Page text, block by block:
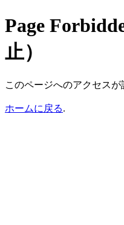
Page
止）
このページへのアクセスが
ホームに戻る.